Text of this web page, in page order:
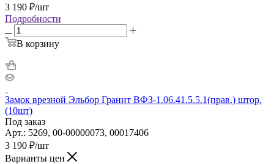
3 190 ₽/шт
Подробности
В корзину
Замок врезной Эльбор Гранит ВФЗ-1.06.41.5.5.1(прав.) штор.
(10шт)
Под заказ
Арт.: 5269, 00-00000073, 00017406
3 190 ₽/шт
Варианты цен